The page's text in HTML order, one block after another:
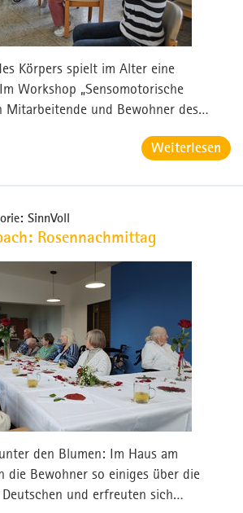
Körpers spielt im Alter eine
Workshop „Sensomotorische
Mitarbeitende und Bewohner des…
Weiterlesen
SinnVoll
Rosennachmittag
den Blumen: Im Haus am
die Bewohner so einiges über die
und erfreuten sich…